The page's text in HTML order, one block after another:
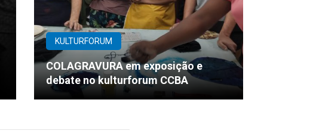
KULTURFORUM
COLAGRAVURA em exposição e
debate no kulturforum CCBA